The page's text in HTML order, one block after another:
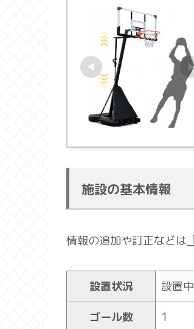
施設の基本情報
情報の追加や訂正などは
設置状況 設置中
ゴール数 1